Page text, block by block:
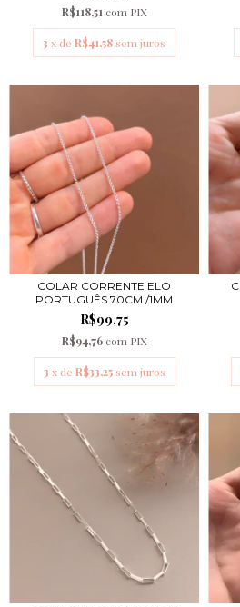
R$118,51 com PIX
3 x de R$41,58 sem juros
COLAR CORRENTE ELO
PORTUGUÊS 70CM /1MM
R$99,75
R$94,76 com PIX
3 x de R$33,25 sem juros